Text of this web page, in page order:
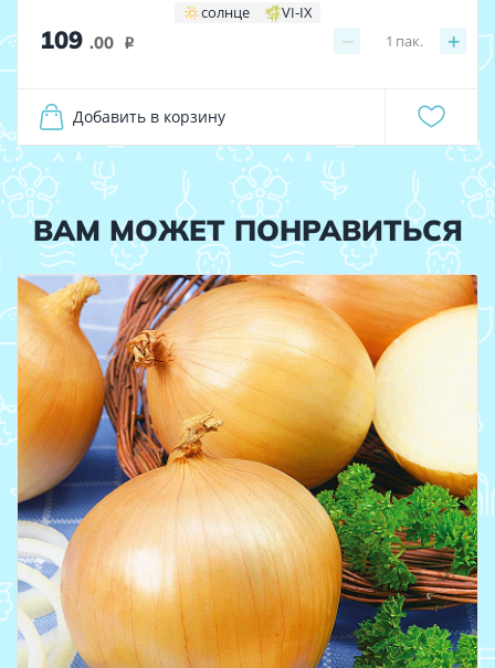
солнце VI-IX
109 .00 i − +
1 пак.
Добавить в корзину
ВАМ МОЖЕТ ПОНРАВИТЬСЯ